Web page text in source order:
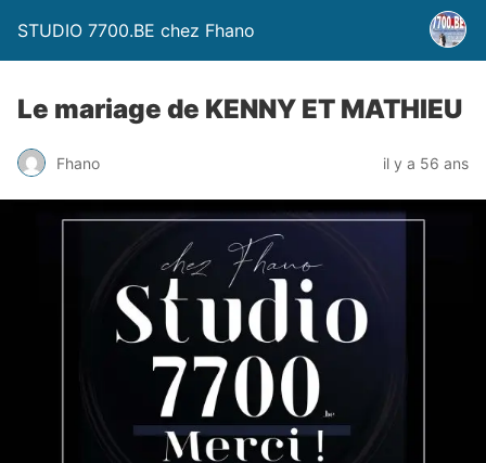
STUDIO 7700.BE chez Fhano
Le mariage de KENNY ET MATHIEU
Fhano il y a 56 ans